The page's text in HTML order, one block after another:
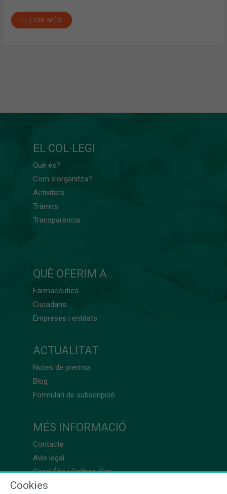
LLEGIR MÉS
EL COL·LEGI
Què és?
Com s'organitza?
Activitats
Tràmits
Transparència
QUÈ OFERIM A...
Farmacèutics
Ciutadans
Empreses i entitats
ACTUALITAT
Notes de premsa
Blog
Formulari de subscripció
MÉS INFORMACIÓ
Contacte
Avís legal
Canal Ètic i Política d’ús
Cookies